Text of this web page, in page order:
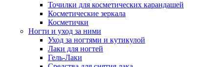
Точилки для косметических карандашей
Косметические зеркала
Косметички
Ногти и уход за ними
Уход за ногтями и кутикулой
Лаки для ногтей
Гель-Лаки